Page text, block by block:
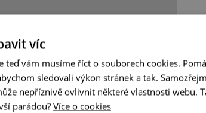
Leaflet|© Seznam.cz a.s. a další
víc
teď vám musíme říct o souborech cookies.
sledovali výkon stránek a tak.
nepříznivě ovlivnit některé vlastnosti webu.
parádou?Více o cookies